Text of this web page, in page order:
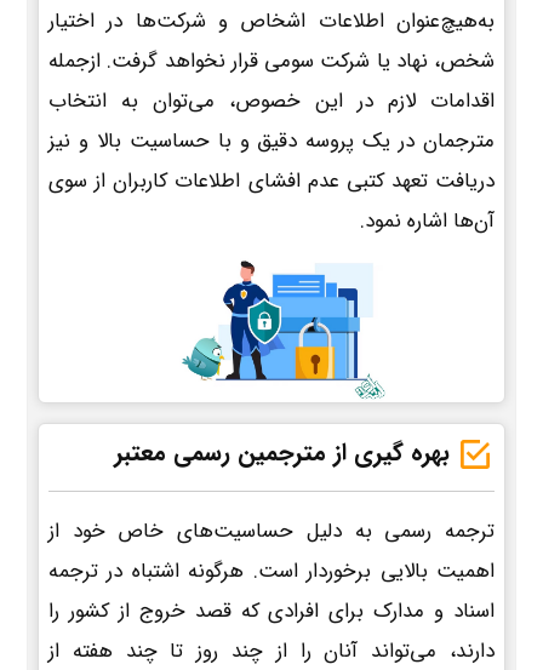
به‌هیچ‌عنوان اطلاعات اشخاص و شرکت‌ها در اختیار
شخص، نهاد یا شرکت سومی قرار نخواهد گرفت. ازجمله
اقدامات لازم در این خصوص، می‌توان به انتخاب
مترجمان در یک پروسه دقیق و با حساسیت بالا و نیز
دریافت تعهد کتبی عدم افشای اطلاعات کاربران از سوی
آن‌ها اشاره نمود.
بهره گیری از مترجمین رسمی معتبر
ترجمه رسمی به دلیل حساسیت‌های خاص خود از
اهمیت بالایی برخوردار است. هرگونه اشتباه در ترجمه
اسناد و مدارک برای افرادی که قصد خروج از کشور را
دارند، می‌تواند آنان را از چند روز تا چند هفته از